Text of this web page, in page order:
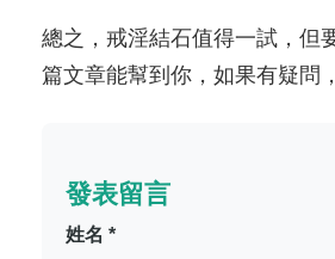
總之，戒淫結石值得一試，但
篇文章能幫到你，如果有疑問
發表留言
姓名 *